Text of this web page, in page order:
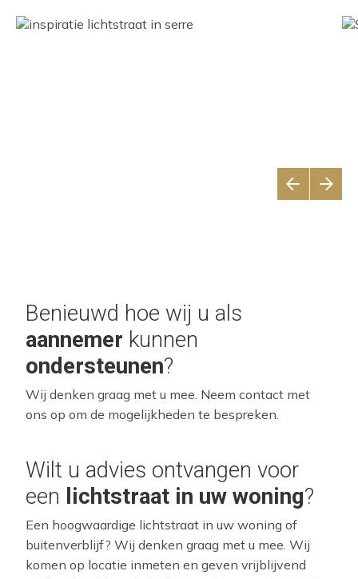
Benieuwd hoe wij u als
aannemer kunnen
ondersteunen?
Wij denken graag met u mee. Neem contact met
ons op om de mogelijkheden te bespreken.
Wilt u advies ontvangen voor
een lichtstraat in uw woning?
Een hoogwaardige lichtstraat in uw woning of
buitenverblijf? Wij denken graag met u mee. Wij
komen op locatie inmeten en geven vrijblijvend